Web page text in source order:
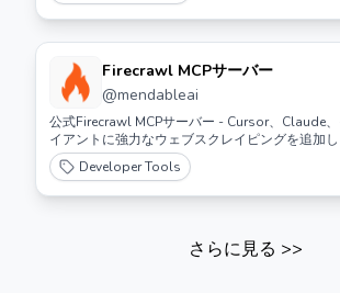
Firecrawl MCPサーバー
@mendableai
公式Firecrawl MCPサーバー - Cursor、Claude、
イアントに強力なウェブスクレイピングを追加し
Developer Tools
さらに見る >>